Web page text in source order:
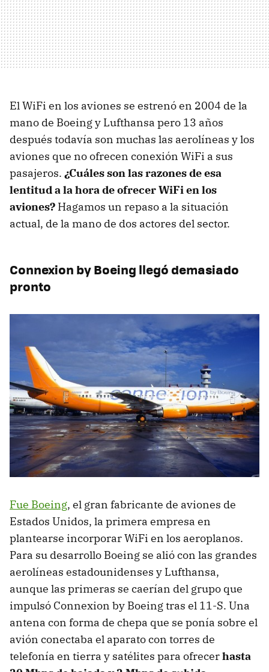
El WiFi en los aviones se estrenó en 2004 de la
mano de Boeing y Lufthansa pero 13 años
después todavía son muchas las aerolíneas y los
aviones que no ofrecen conexión WiFi a sus
pasajeros. ¿Cuáles son las razones de esa
lentitud a la hora de ofrecer WiFi en los
aviones? Hagamos un repaso a la situación
actual, de la mano de dos actores del sector.
Connexion by Boeing llegó demasiado
pronto
Fue Boeing, el gran fabricante de aviones de
Estados Unidos, la primera empresa en
plantearse incorporar WiFi en los aeroplanos.
Para su desarrollo Boeing se alió con las grandes
aerolíneas estadounidenses y Lufthansa,
aunque las primeras se caerían del grupo que
impulsó Connexion by Boeing tras el 11-S. Una
antena con forma de chepa que se ponía sobre el
avión conectaba el aparato con torres de
telefonía en tierra y satélites para ofrecerhasta